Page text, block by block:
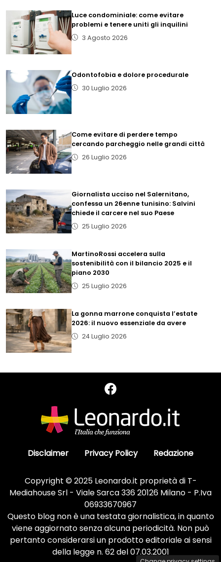
Luce condominiale: come evitare
problemi e tenere uniti gli inquilini
3 Agosto 2026
Odontofobia e dolore procedurale
30 Luglio 2026
Come evitare di perdere tempo
cercando parcheggio nelle grandi città
26 Luglio 2026
Giornalista ucciso nel Salernitano,
confessa un 26enne tunisino: Salvini
chiede il carcere nel suo Paese
25 Luglio 2026
MartinoRossi accelera sulla
sostenibilità con il bilancio 2025 e il
piano 2030
25 Luglio 2026
La gonna marrone conquista l’estate
2026: il nuovo essenziale da avere
24 Luglio 2026
Disclaimer Privacy Policy Redazione
Copyright © 2025 Leonardo.it proprietà di T-
Mediahouse Srl - Viale Sarca 336 20126 Milano - P.Iva
06933670967
Questo blog non è una testata giornalistica, in quanto
viene aggiornato senza alcuna periodicità. Non può
pertanto considerarsi un prodotto editoriale ai sensi
della legge n. 62 del 07.03.2001